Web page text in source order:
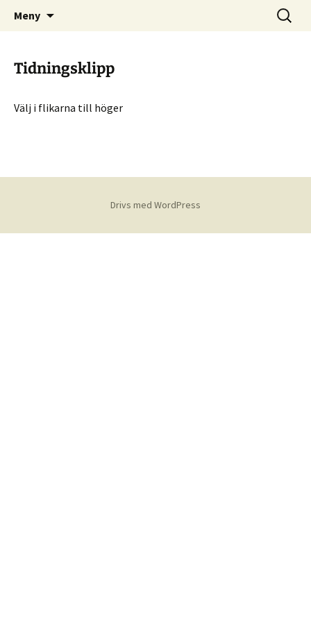
Skogskarlar
Skånes Skogskarlars hemsida
Meny
Sök
efter:
Tidningsklipp
Välj i flikarna till höger
Drivs med WordPress